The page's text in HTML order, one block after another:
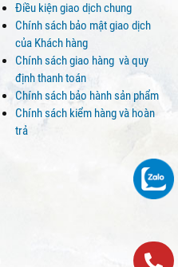
Điều kiện giao dịch chung
Chính sách bảo mật giao dịch
của Khách hàng
Chính sách giao hàng và quy
định thanh toán
Chính sách bảo hành sản phẩm
Chính sách kiểm hàng và hoàn
trả